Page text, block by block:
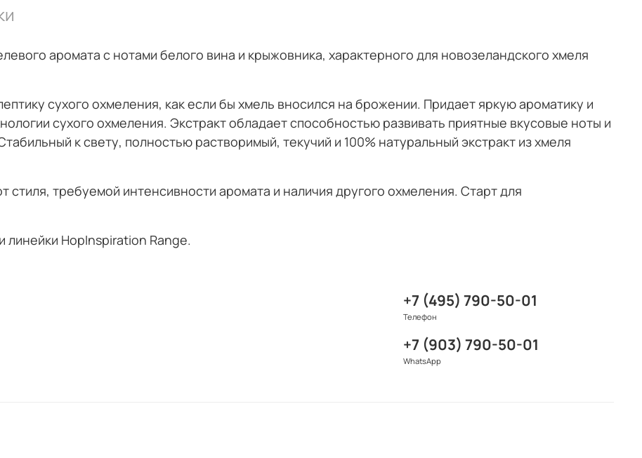
аромата с нотами белого вина и крыжовника, характерного для новозеландского хмеля
сухого охмеления, как если бы хмель вносился на брожении. Придает яркую ароматику и
сухого охмеления. Экстракт обладает способностью развивать приятные вкусовые ноты и
к свету, полностью растворимый, текучий и 100% натуральный экстракт из хмеля
требуемой интенсивности аромата и наличия другого охмеления. Старт для
линейки HopInspiration Range.
+7 (495) 790-50-01
Телефон
+7 (903) 790-50-01
WhatsApp